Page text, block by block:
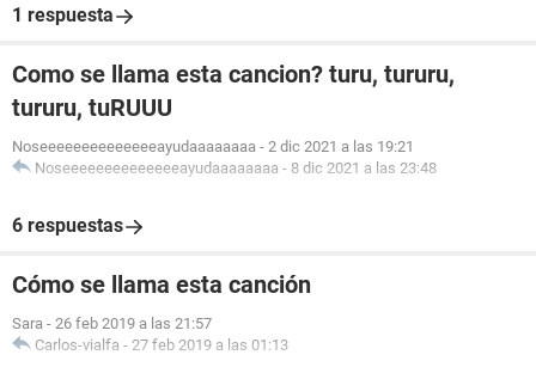
1 respuesta
Como se llama esta cancion? turu, tururu,
tururu, tuRUUU
Noseeeeeeeeeeeeeeayudaaaaaaaa - 2 dic 2021 a las 19:21
Noseeeeeeeeeeeeeeayudaaaaaaaa - 8 dic 2021 a las 23:48
6 respuestas
Cómo se llama esta canción
Sara - 26 feb 2019 a las 21:57
Carlos-vialfa - 27 feb 2019 a las 01:13